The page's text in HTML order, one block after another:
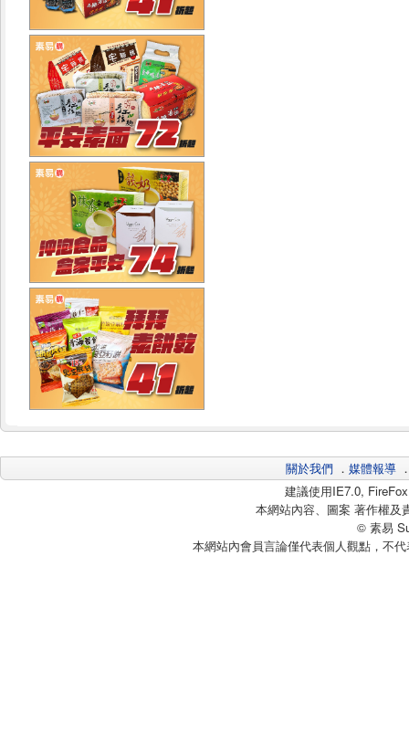
關於我們 ． 媒體報導
建議使用IE7.0,
本網站內容、圖案 著作權及
© 素易
本網站內會員言論僅代表個人觀點，不